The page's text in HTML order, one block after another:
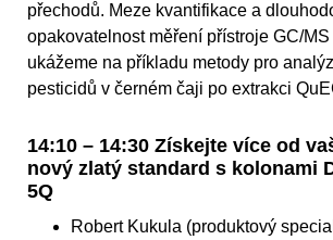
přechodů. Meze kvantifikace a
opakovatelnost měření přístroje GC/
ukážeme na příkladu metody pro
pesticidů v černém čaji po extrakci
14:10 – 14:30 Získejte více od
nový zlatý standard s kolonami
5Q
Robert Kukula (produktový